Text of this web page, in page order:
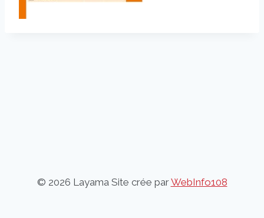
© 2026 Layama Site crée parWebInfo108